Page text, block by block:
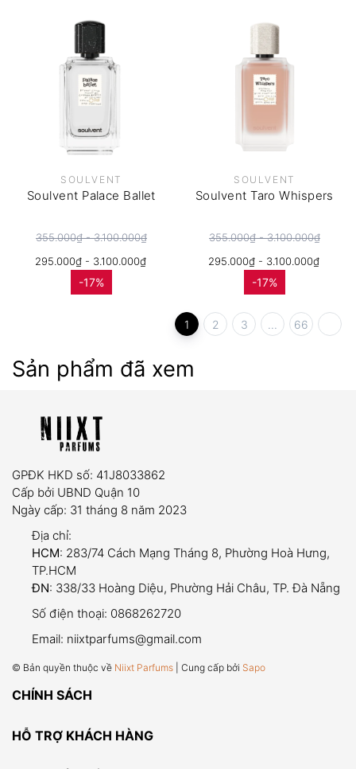
SOULVENT
Soulvent Palace Ballet
355.000₫ - 3.100.000₫
295.000₫ - 3.100.000₫
-17%
SOULVENT
Soulvent Taro Whispers
355.000₫ - 3.100.000₫
295.000₫ - 3.100.000₫
-17%
1 2 3 66
Sản phẩm đã xem
GPĐK HKD số: 41J8033862
Cấp bởi UBND Quận 10
Ngày cấp: 31 tháng 8 năm 2023
Địa chỉ:
HCM: 283/74 Cách Mạng Tháng 8, Phường Hoà Hưng,
TP.HCM
ĐN: 338/33 Hoàng Diệu, Phường Hải Châu, TP. Đà Nẵng
Số điện thoại: 0868262720
Email: niixtparfums@gmail.com
© Bản quyền thuộc về Niixt Parfums | Cung cấp bởi Sapo
CHÍNH SÁCH
HỖ TRỢ KHÁCH HÀNG